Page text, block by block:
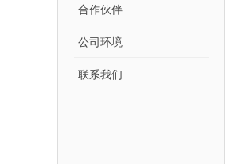
合作伙伴
公司环境
联系我们